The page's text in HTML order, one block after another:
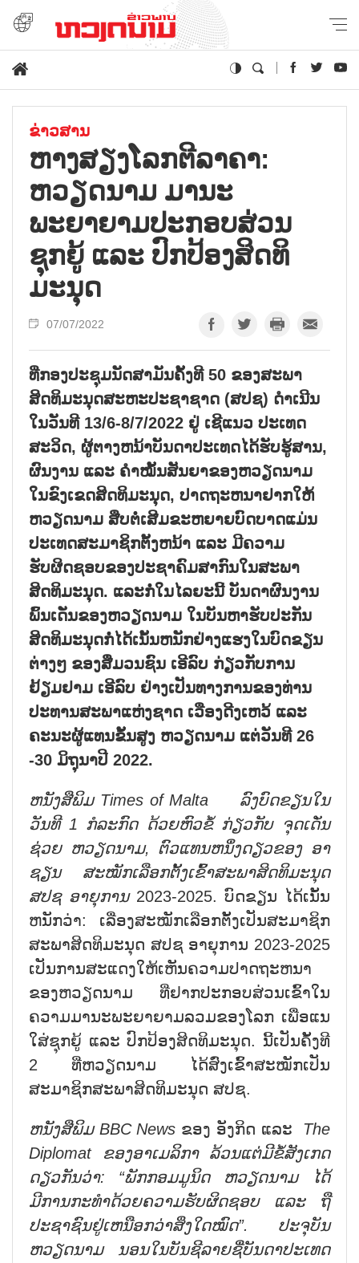
ຂ່າວສານ
ຫາງສຽງໂລກຕີລາຄາ:
ຫວຽດນາມ ມານະ
ພະຍາຍາມປະກອບສ່ວນ
ຊຸກຍູ້ ແລະ ປົກປ້ອງສິດທິ
ມະນຸດ
07/07/2022
ທີ່ກອງປະຊຸມນັດສາມັນຄັ້ງທີ 50 ຂອງສະພາ
ສິດທິມະນຸດສະຫະປະຊາຊາດ (ສປຊ) ດຳເນີນ
ໃນວັນທີ 13/6-8/7/2022 ຢູ່ ເຊີແນວ ປະເທດ
ສະວິດ, ຜູ້ຕາງຫນ້າບັນດາປະເທດໄດ້ຮັບຮູ້ສານ,
ຜົນງານ ແລະ ຄຳໝັ້ນສັນຍາຂອງຫວຽດນາມ
ໃນຂົງເຂດສິດທິມະນຸດ, ປາດຖະຫນາຢາກໃຫ້
ຫວຽດນາມ ສືບຕໍ່ເສີມຂະຫຍາຍບົດບາດແມ່ນ
ປະເທດສະມາຊິກຕັ້ງຫນ້າ ແລະ ມີຄວາມ
ຮັບຜິດຊອບຂອງປະຊາຄົມສາກົນໃນສະພາ
ສິດທິມະນຸດ. ແລະກໍ່ໃນໄລຍະນີ້ ບັນດາຜົນງານ
ພົ້ນເດັ່ນຂອງຫວຽດນາມ ໃນບັນຫາຮັບປະກັນ
ສິດທິມະນຸດກໍ່ໄດ້ເນັ້ນຫນັກຢ່າງແຮງໃນບົດຂຽນ
ຕ່າງໆ ຂອງສື່ມວນຊົນ ເອີລົບ ກ່ຽວກັບການ
ຢ້ຽມຢາມ ເອີລົບ ຢ່າງເປັນທາງການຂອງທ່ານ
ປະທານສະພາແຫ່ງຊາດ ເວືອງດີງເຫວ້ ແລະ
ຄະນະຜູ້ແທນຂັ້ນສູງ ຫວຽດນາມ ແຕ່ວັນທີ 26
-30 ມິຖຸນາປີ 2022.
ຫນັງສືພິມ Times of Malta ລົງບົດຂຽນໃນ
ວັນທີ 1 ກໍລະກົດ ດ້ວຍຫົວຂໍ້ ກ່ຽວກັບ ຈຸດເດັ່ນ
ຊ່ວຍ ຫວຽດນາມ, ຕົວແທນຫນຶ່ງດຽວຂອງ ອາ
ຊຽນ ສະໝັກເລືອກຕັ້ງເຂົ້າສະພາສິດທິມະນຸດ
ສປຊ ອາຍຸການ 2023-2025. ບົດຂຽນ ໄດ້ເນັ້ນ
ຫນັກວ່າ: ເລື່ອງສະໝັກເລືອກຕັ້ງເປັນສະມາຊິກ
ສະພາສິດທິມະນຸດ ສປຊ ອາຍຸການ 2023-2025
ເປັນການສະແດງໃຫ້ເຫັນຄວາມປາດຖະຫນາ
ຂອງຫວຽດນາມ ທີ່ຢາກປະກອບສ່ວນເຂົ້າໃນ
ຄວາມມານະພະຍາຍາມລວມຂອງໂລກ ເພື່ອແນ
ໃສ່ຊຸກຍູ້ ແລະ ປົກປ້ອງສິດທິມະນຸດ. ນີ້ເປັນຄັ້ງທີ
2 ທີ່ຫວຽດນາມ ໄດ້ສົ່ງເຂົ້າສະໝັກເປັນ
ສະມາຊິກສະພາສິດທິມະນຸດ ສປຊ.
ຫນັງສືພິມ BBC News ຂອງ ອັງກິດ ແລະ
The
Diplomatຂອງອາເມລິກາ ລ້ວນແຕ່ມີຂໍ້ສັງເກດ
ດຽວກັນວ່າ: “ພັກກອມມູນິດ ຫວຽດນາມ ໄດ້
ມີການກະທຳດ້ວຍຄວາມຮັບຜິດຊອບ ແລະ ຖື
ປະຊາຊົນຢູ່ເຫນືອກວ່າສິ່ງໃດໝົດ”. ປະຈຸບັນ
ຫວຽດນາມ ນອນໃນບັນຊີລາຍຊື່ບັນດາປະເທດ